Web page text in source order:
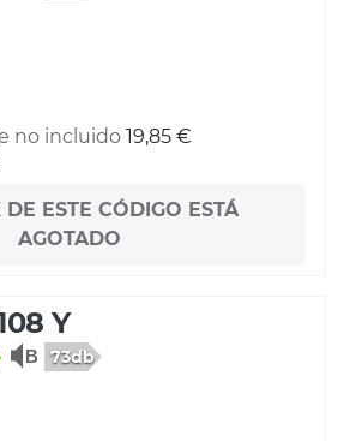
no incluido 19,85 €
DE ESTE CÓDIGO ESTÁ
AGOTADO
Y
73db